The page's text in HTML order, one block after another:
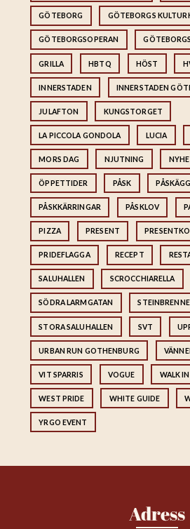
GÖTEBORG GÖTEBORGS
GÖTEBORGSOPERAN
GRILLA HBTQ HÖST
INNERSTADEN INNERSTADEN
JULAFTON KUNGSTORGET
LA PICCOLA GONDOLA LUCIA
MORS DAG NJUTNING
ÖPPETTIDER PÅSK PÅSKÄGG
PÅSKKÄRRINGAR PÅSKLOV
PIZZA PRESENT
PRIDEFLAGGA RECEPT
SALUHALLEN SCROCCHIARELLA
SÖDRA LARMGATAN
STORA SALUHALLEN SVT
URBAN RUN GOTHENBURG
VIT SPARRIS VOGUE WALK
WEST PRIDE WHITE GUIDE
YRGO EVENT
Adress